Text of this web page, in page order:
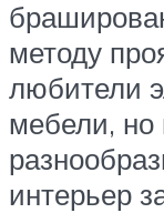
методу
любители
мебели,
интерьер